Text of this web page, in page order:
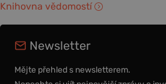
Knihovna vědomostí
Newsletter
Mějte přehled s newsletterem.